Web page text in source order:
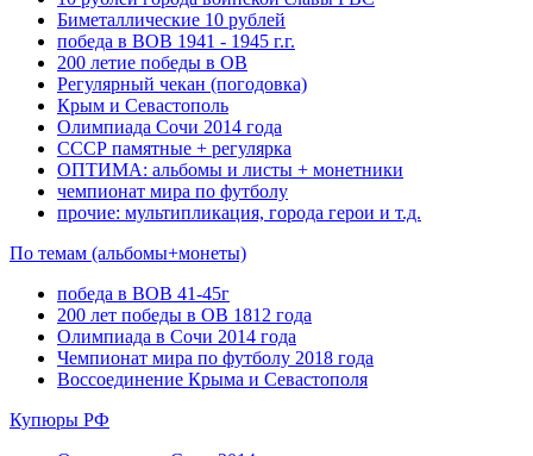
Биметаллические 10 рублей
победа в ВОВ 1941 - 1945 г.г.
200 летие победы в ОВ
Регулярный чекан (погодовка)
Крым и Севастополь
Олимпиада Сочи 2014 года
СССР памятные + регулярка
ОПТИМА: альбомы и листы + монетники
чемпионат мира по футболу
прочие: мультипликация, города герои и т.д.
По темам (альбомы+монеты)
победа в ВОВ 41-45г
200 лет победы в ОВ 1812 года
Олимпиада в Сочи 2014 года
Чемпионат мира по футболу 2018 года
Воссоединение Крыма и Севастополя
Купюры РФ